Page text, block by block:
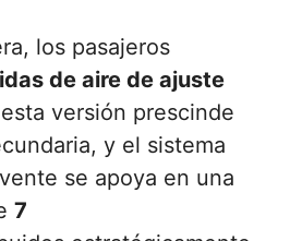
los pasajeros
de aire de ajuste
versión prescinde
y el sistema
se apoya en una
7